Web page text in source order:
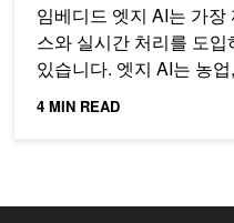
임베디드 엣지 AI는 가
스와 실시간 처리를 도
있습니다. 엣지 AI는 농
4 MIN READ